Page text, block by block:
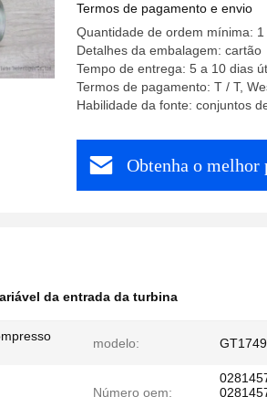
Termos de pagamento e envio
Quantidade de ordem mínima:
Detalhes da embalagem: cartão
Tempo de entrega: 5 a 10 dias
Termos de pagamento: T / T,
Habilidade da fonte: conjuntos
Obtenha o melhor
da entrada da turbina
modelo:
Número oem: